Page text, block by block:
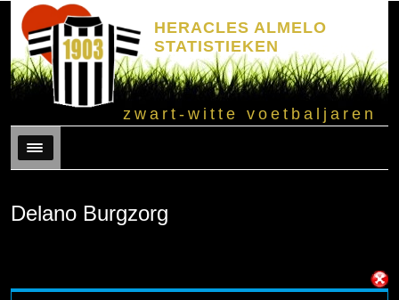
HERACLES ALMELO
STATISTIEKEN
zwart-witte voetbaljaren
Menu
Delano Burgzorg